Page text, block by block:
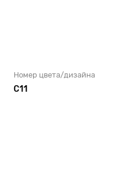
Номер цвета/дизайна
С11